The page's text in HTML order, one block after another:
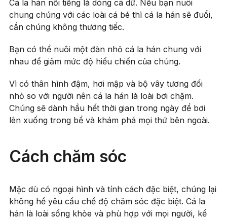
Cá la hán nổi tiếng là dòng cá dữ. Nếu bạn nuôi
chung chúng với các loài cá bé thì cá la hán sẽ đuổi,
cắn chúng không thương tiếc.
Bạn có thể nuôi một đàn nhỏ cá la hán chung với
nhau để giảm mức độ hiếu chiến của chúng.
Vì có thân hình đậm, hơi mập và bộ vây tương đối
nhỏ so với người nên cá la hán là loài bơi chậm.
Chúng sẽ dành hầu hết thời gian trong ngày để bơi
lên xuống trong bể và khám phá mọi thứ bên ngoài.
Cách chăm sóc
Mặc dù có ngoại hình và tính cách đặc biệt, chúng lại
không hề yêu cầu chế độ chăm sóc đặc biệt. Cá la
hán là loài sống khỏe và phù hợp với mọi người, kể